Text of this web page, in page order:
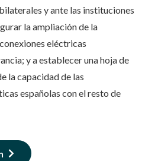
y ante las instituciones
la ampliación de la
eléctricas
y a establecer una hoja de
la capacidad de las
españolas con el resto de